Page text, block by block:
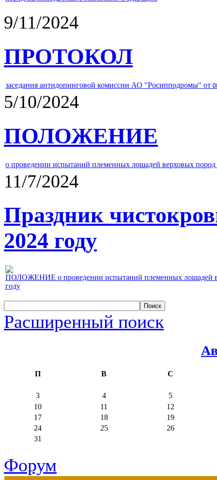
9/11/2024
ПРОТОКОЛ
заседания антидопинговой комиссии АО "Росипподромы" от
5/10/2024
ПОЛОЖЕНИЕ
о проведении испытаний племенных лошадей верховых
11/7/2024
Праздник
2024 году
ПОЛОЖЕНИЕ о проведении испытаний племенных лошадей
году
Расширенный поиск
П В С
3 4
5
10
11
12
17
18
19
24
25
26
31
Форум